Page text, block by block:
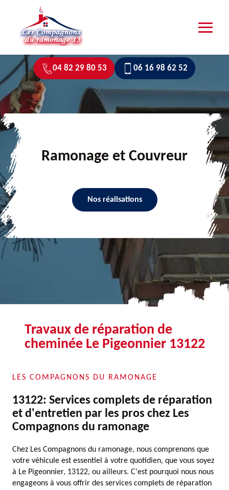
04 82 29 80 53 06 16 98 62 52
Ramonage et Couvreur
Nos réalisations
Travaux de réparation de
cheminée Le Pigeonnier 13122
LES COMPAGNONS DU RAMONAGE
13122: Services complets de réparation
et d'entretien par les pros chez Les
Compagnons du ramonage
Chez Les Compagnons du ramonage, nous comprenons que
votre véhicule est essentiel à votre quotidien, que vous soyez
à Le Pigeonnier, 13122, ou ailleurs. C'est pourquoi nous nous
engageons à vous offrir des services complets de réparation